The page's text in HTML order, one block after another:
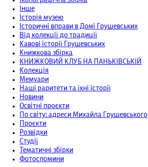
Інше
Історія музею
Історичні вправи в Домі Грушевських
Від колекції до традиції
Кавові історії Грушевських
Книжкова збірка
КНИЖКОВИЙ КЛУБ НА ПАНЬКІВСЬКІЙ
Колекція
Мемуари
Наші раритети та їхні історії
Новини
Освітні проєкти
По світу: адреси Михайла Грушевського
Проєкти
Розвідки
Студії
Тематичні збірки
Фотоспомини